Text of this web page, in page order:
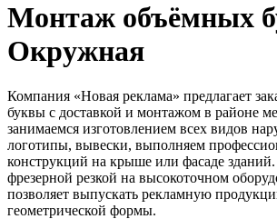
Монтаж объёмных
Окружная
Компания «Новая реклама» предлагает
буквы с доставкой и монтажом в районе
занимаемся изготовлением всех видов
логотипы, вывески, выполняем
конструкций на крыше или фасаде
фрезерной резкой на высокоточном
позволяет выпускать рекламную
геометрической формы.